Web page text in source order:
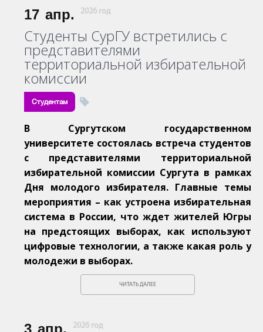
17 апр. 2026 год
Студенты СурГУ встретились с
представителями
территориальной избирательной
комиссии
Студентам
В Сургутском государственном
университете состоялась встреча студентов
с представителями территориальной
избирательной комиссии Сургута в рамках
Дня молодого избирателя. Главные темы
мероприятия – как устроена избирательная
система в России, что ждет жителей Югры
на предстоящих выборах, как используют
цифровые технологии, а также какая роль у
молодежи в выборах.
ЧИТАТЬ ДАЛЕЕ
3 апр. 2026 год